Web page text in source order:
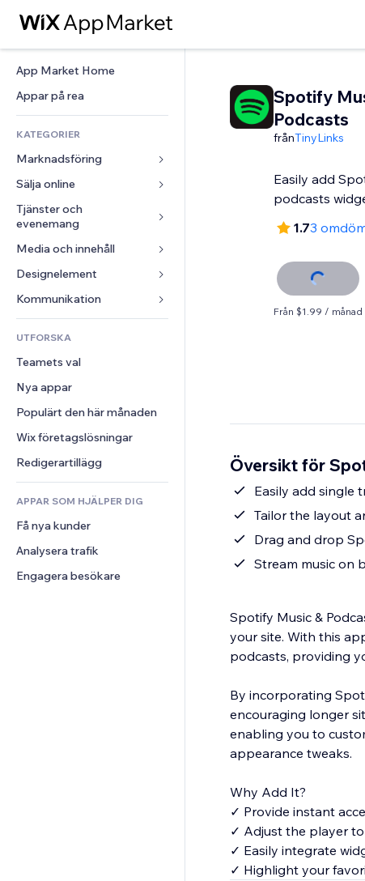
App Market Home
Appar på rea
KATEGORIER
Marknadsföring
Annonser
Mobil
Statistik
Sociala medier
SEO
Interaktioner
Listningar
E-post
Konvertering
Sälja online
Appar för butiker
Frakt och leverans
Sälj-knappar
Onlinekurser
Beställtryck
Redovisning
Kuponger och lojalitet
Lagerlösningar
Dropshipping
Priser och abonnemang
Crowdfunding
Mat och dryck
Tjänster och
evenemang
Hotell
Evenemang
Restauranger
Fastigheter
Bokningar
Media och innehåll
Galleri
Musik
Podcasts
Fotografering
Video
PDF
Fildelning
Nyheter
Designelement
Kartor och navigering
Integritet och säkerhet
Klocka
Sidmallar
Bildeffekter
Knappar och menyer
Banners och märken
Kalkylatorer
Sök
Väder
Diagram och tabeller
Formulär
Undersökningar
Chatt
Kommentarer
Telefon
Community
Omdömen och recensioner
CRM
UTFORSKA
Teamets val
Nya appar
Populärt den här månaden
Wix företagslösningar
Redigerartillägg
APPAR SOM HJÄLPER DIG
Få nya kunder
Analysera trafik
Engagera besökare
Spotify
Podcasts
frånTinyLinks
Easily add
podcasts
1.73
Från $1.99 / månad
Översikt för
Easily add single
Tailor the layout
Drag and drop
Stream music on
Spotify Music &
your site. With this
podcasts, providing
By incorporating
encouraging longer
enabling you to
appearance tweaks.
Why Add It?
✓ Provide instant
✓ Adjust the player
✓ Easily integrate
✓ Highlight your